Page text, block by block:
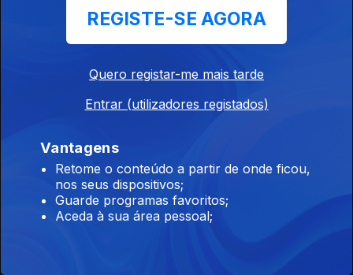
13 dez. 2022
REGISTE-SE AGORA
Quero registar-me mais tarde
Entrar (utilizadores registados)
Vantagens
Retome o conteúdo a partir de onde ficou,
nos seus dispositivos;
Guarde programas favoritos;
Aceda à sua área pessoal;